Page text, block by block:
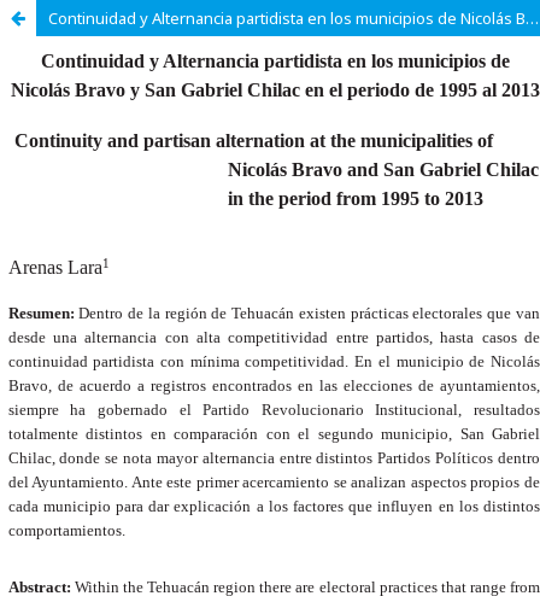
Continuidad y Alternancia partidista en los municipios de Nicolás Bravo y San Gabriel Chilac en el periodo de 1995 al 2013